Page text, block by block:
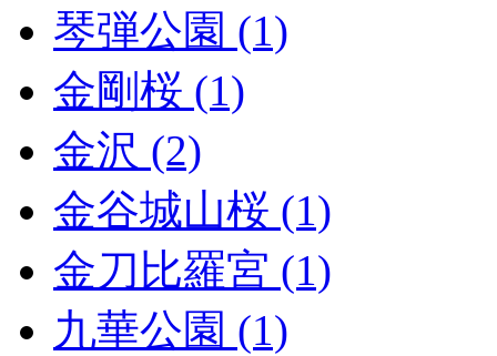
琴弾公園 (1)
金剛桜 (1)
金沢 (2)
金谷城山桜 (1)
金刀比羅宮 (1)
九華公園 (1)